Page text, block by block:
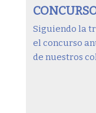
Siguiendo la
el concurso
de nuestros